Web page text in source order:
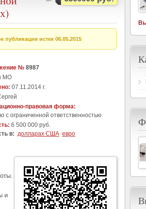
истек 06.05.2015
№ 8987
МО
07.11.2014 г.
правовая форма:
с ограниченной ответственностью
6 500 000 руб.
в: долларах США евро
и